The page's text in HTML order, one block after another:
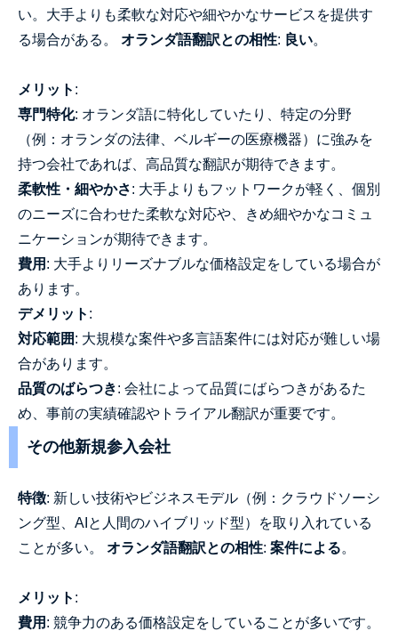
い。大手よりも柔軟な対応や細やかなサービスを提供す
る場合がある。 オランダ語翻訳との相性: 良い。
メリット :
専門特化: オランダ語に特化していたり、特定の分野
（例：オランダの法律、ベルギーの医療機器）に強みを
持つ会社であれば、高品質な翻訳が期待できます。
柔軟性・細やかさ: 大手よりもフットワークが軽く、個別
のニーズに合わせた柔軟な対応や、きめ細やかなコミュ
ニケーションが期待できます。
費用 : 大手よりリーズナブルな価格設定をしている場合が
あります。
デメリット :
対応範囲: 大規模な案件や多言語案件には対応が難しい場
合があります。
品質のばらつき: 会社によって品質にばらつきがあるた
め、事前の実績確認やトライアル翻訳が重要です。
その他新規参入会社
特徴: 新しい技術やビジネスモデル（例：クラウドソーシ
ング型、AIと人間のハイブリッド型）を取り入れている
ことが多い。 オランダ語翻訳との相性: 案件による。
メリット :
費用 : 競争力のある価格設定をしていることが多いです。